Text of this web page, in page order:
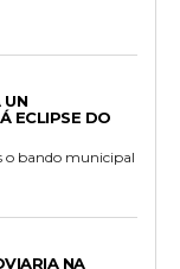
UN
ECLIPSE DO
o bando municipal
NA